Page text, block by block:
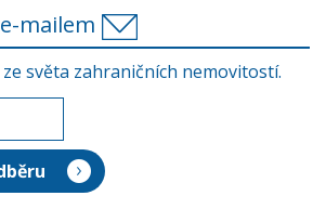
mailem
světa zahraničních nemovitostí.